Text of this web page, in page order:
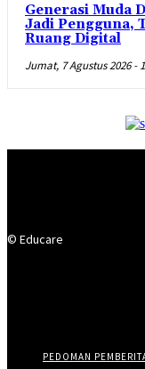
Generasi Muda
Jadi Pengguna,
Ruang Digital
Jumat, 7 Agustus 2026 -
© Educare
PEDOMAN